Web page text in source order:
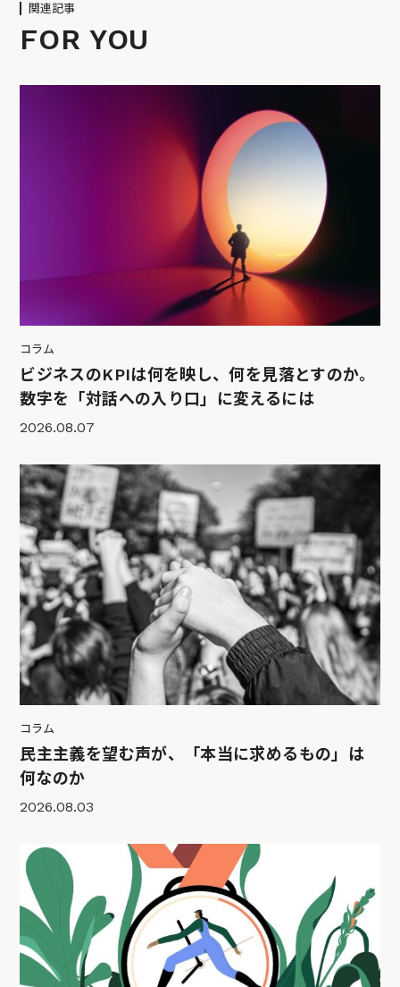
関連記事
FOR YOU
コラム
ビジネスのKPIは何を映し、何を見落とすのか。
数字を「対話への入り口」に変えるには
2026.08.07
コラム
民主主義を望む声が、「本当に求めるもの」は
何なのか
2026.08.03